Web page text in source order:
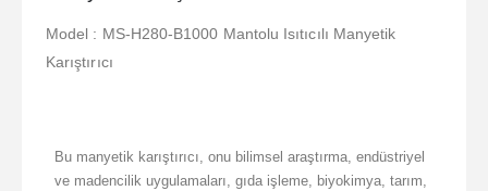
Model : MS-H280-B1000 Mantolu Isıtıcılı Manyetik
Karıştırıcı
Bu manyetik karıştırıcı, onu bilimsel araştırma, endüstriyel
ve madencilik uygulamaları, gıda işleme, biyokimya, tarım,